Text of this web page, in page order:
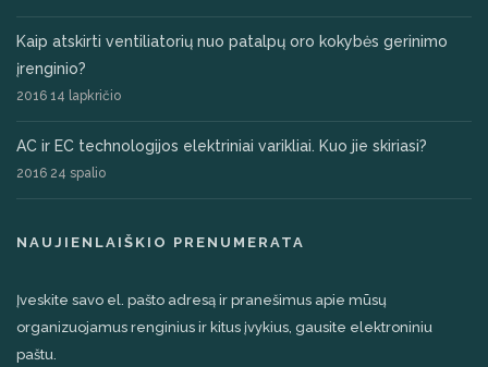
Kaip atskirti ventiliatorių nuo patalpų oro kokybės gerinimo
įrenginio?
2016 14 lapkričio
AC ir EC technologijos elektriniai varikliai. Kuo jie skiriasi?
2016 24 spalio
NAUJIENLAIŠKIO PRENUMERATA
Įveskite savo el. pašto adresą ir pranešimus apie mūsų
organizuojamus renginius ir kitus įvykius, gausite elektroniniu
paštu.